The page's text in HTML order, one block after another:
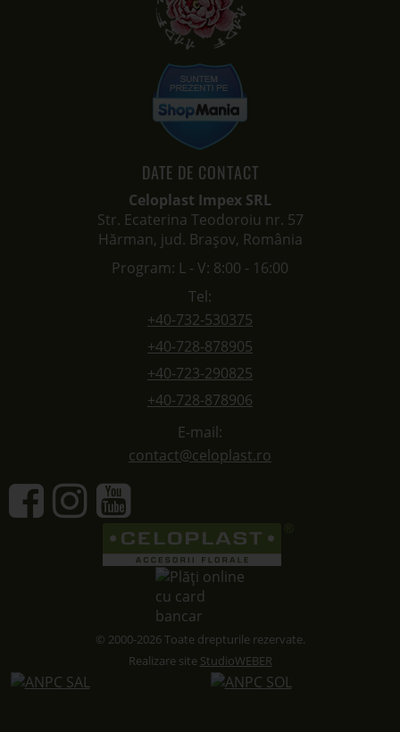
DATE DE CONTACT
Celoplast Impex SRL
Str. Ecaterina Teodoroiu nr. 57
Hărman, jud. Brașov, România
Program: L - V: 8:00 - 16:00
Tel:
+40-732-530375
+40-728-878905
+40-723-290825
+40-728-878906
E-mail:
contact@celoplast.ro
© 2000-2026 Toate drepturile rezervate.
Realizare site StudioWEBER